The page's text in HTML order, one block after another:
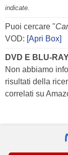
indicate.
Puoi cercare "
VOD: [Apri Box]
DVD E BLU-
Non abbiamo
risultati della
correlati su